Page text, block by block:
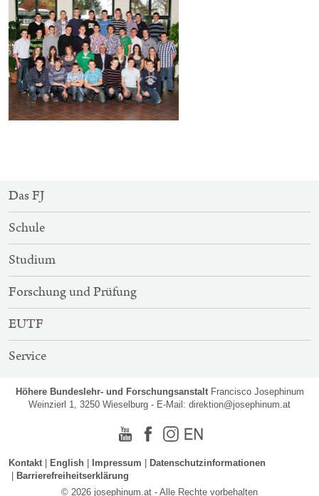
SITEMAP-
NAVIGATION
Das FJ
Schule
Studium
Forschung und Prüfung
EUTF
Service
Höhere Bundeslehr- und ForschungsanstaltFrancisco Josephinum
Weinzierl 1, 3250 Wieselburg - E-Mail: direktion@josephinum.at
YoutubeFacebookInstagramEnglisch
Kontakt English Impressum
Datenschutzinformationen
Barrierefreiheitserklärung
© 2026 josephinum.at - Alle Rechte vorbehalten